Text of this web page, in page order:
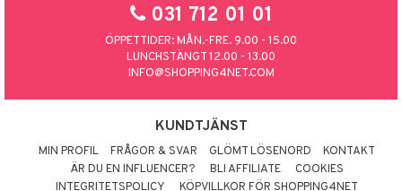
031 712 01 01
ÖPPETTIDER: MÅN.-FRE. 9.00 - 15.00
LUNCHSTÄNGT 12.00 - 13.00
INFO@SHOPPING4NET.COM
KUNDTJÄNST
MIN PROFIL FRÅGOR & SVAR GLÖMT LÖSENORD
KONTAKT
ÄR DU EN INFLUENCER?
BLI AFFILIATE
COOKIES
INTEGRITETSPOLICY
KÖPVILLKOR FÖR SHOPPING4NET